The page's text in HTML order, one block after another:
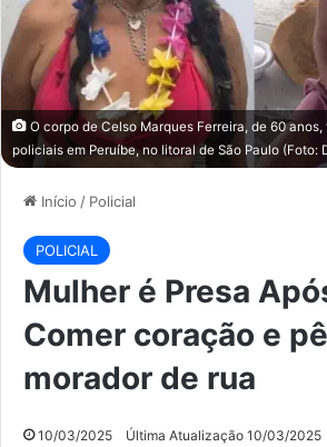
O corpo de Celso Marques Ferreira, de 60
policiais em Peruíbe, no litoral de São Paulo
Início / Policial
POLICIAL
Mulher é Presa
Comer coração e
morador de rua
10/03/2025 Última Atualização 10/03/2025